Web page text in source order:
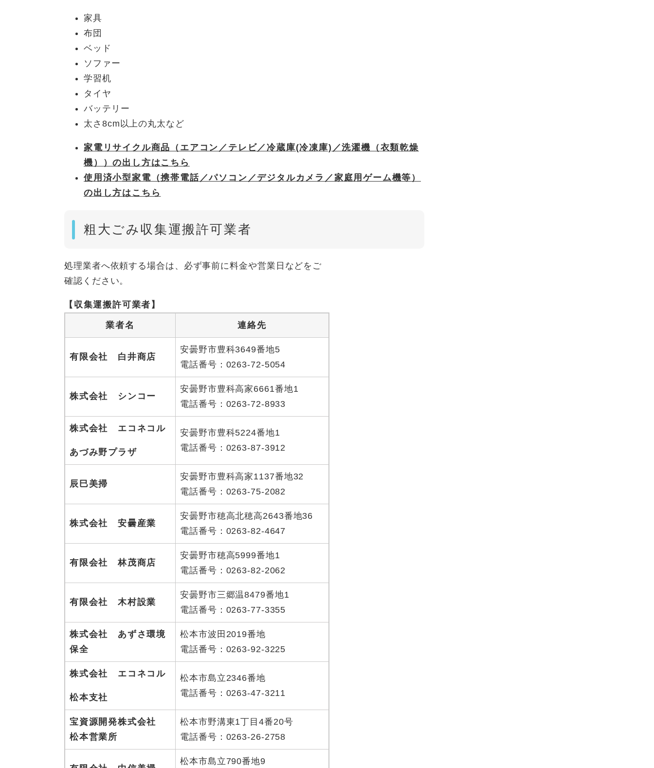
家具
布団
ベッド
ソファー
学習机
タイヤ
バッテリー
太さ8cm以上の丸太など
家電リサイクル商品（エアコン／テレビ／冷蔵庫(冷凍庫)／洗濯機（衣類乾燥
機））の出し方はこちら
使用済小型家電（携帯電話／パソコン／デジタルカメラ／家庭用ゲーム機等）
の出し方はこちら
粗大ごみ収集運搬許可業者
処理業者へ依頼する場合は、必ず事前に料金や営業日などをご
確認ください。
【収集運搬許可業者】
業者名 連絡先
有限会社 白井商店
安曇野市豊科3649番地5
電話番号：0263‐72‐5054
株式会社 シンコー
安曇野市豊科高家6661番地1
電話番号：0263‐72‐8933
株式会社 エコネコル
あづみ野プラザ
安曇野市豊科5224番地1
電話番号：0263-87-3912
辰巳美掃
安曇野市豊科高家1137番地32
電話番号：0263-75-2082
株式会社 安曇産業
安曇野市穂高北穂高2643番地36
電話番号：0263‐82‐4647
有限会社 林茂商店
安曇野市穂高5999番地1
電話番号：0263-82-2062
有限会社 木村設業
安曇野市三郷温8479番地1
電話番号：0263-77-3355
株式会社 あずさ環境
保全
松本市波田2019番地
電話番号：0263-92-3225
株式会社 エコネコル
松本支社
松本市島立2346番地
電話番号：0263-47-3211
宝資源開発株式会社
松本営業所
松本市野溝東1丁目4番20号
電話番号：0263-26-2758
松本市島立790番地9